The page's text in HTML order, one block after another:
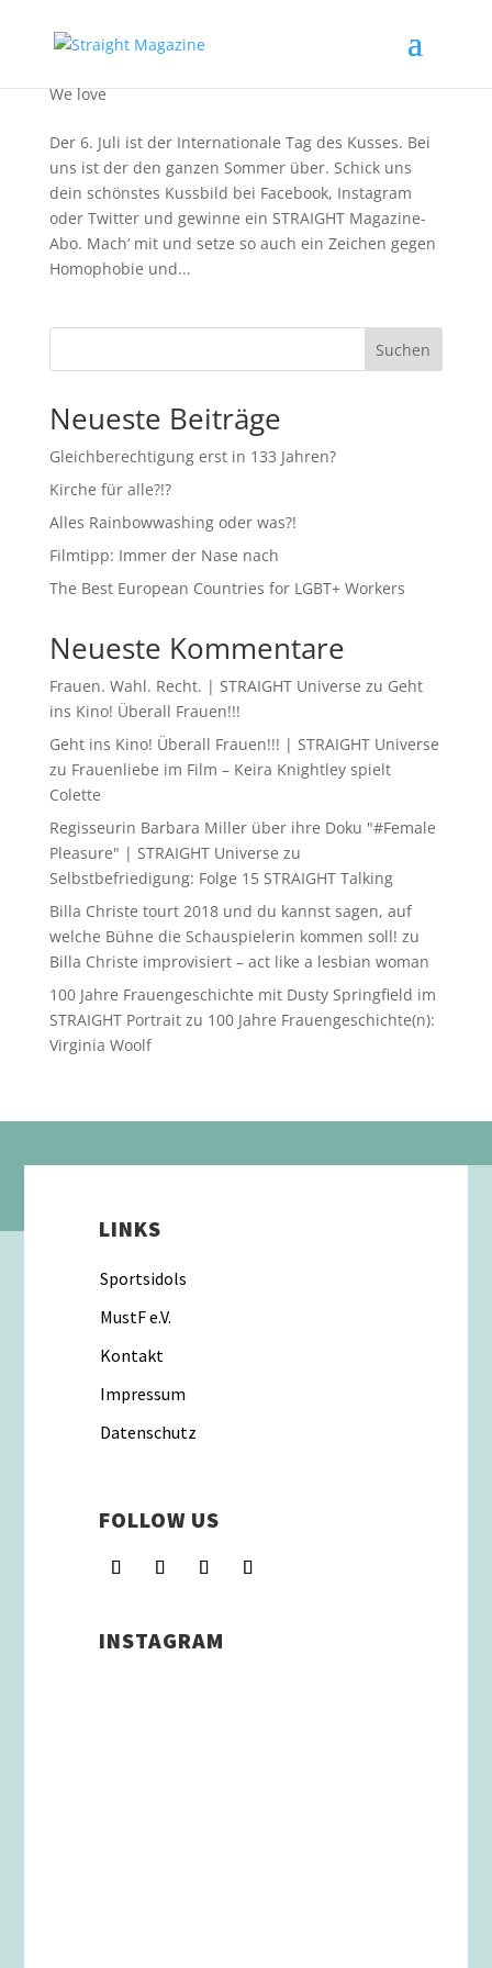
We love
Der 6. Juli ist der Internationale Tag des Kusses. Bei
uns ist der den ganzen Sommer über. Schick uns
dein schönstes Kussbild bei Facebook, Instagram
oder Twitter und gewinne ein STRAIGHT Magazine-
Abo. Mach‘ mit und setze so auch ein Zeichen gegen
Homophobie und...
Suchen
Neueste Beiträge
Gleichberechtigung erst in 133 Jahren?
Kirche für alle?!?
Alles Rainbowwashing oder was?!
Filmtipp: Immer der Nase nach
The Best European Countries for LGBT+ Workers
Neueste Kommentare
Frauen. Wahl. Recht. | STRAIGHT Universe zu Geht
ins Kino! Überall Frauen!!!
Geht ins Kino! Überall Frauen!!! | STRAIGHT Universe
zu Frauenliebe im Film – Keira Knightley spielt
Colette
Regisseurin Barbara Miller über ihre Doku "#Female
Pleasure" | STRAIGHT Universe zu
Selbstbefriedigung: Folge 15 STRAIGHT Talking
Billa Christe tourt 2018 und du kannst sagen, auf
welche Bühne die Schauspielerin kommen soll! zu
Billa Christe improvisiert – act like a lesbian woman
100 Jahre Frauengeschichte mit Dusty Springfield im
STRAIGHT Portraitzu 100 Jahre Frauengeschichte(n):
Virginia Woolf
LINKS
Sportsidols
MustF e.V.
Kontakt
Impressum
Datenschutz
FOLLOW US
INSTAGRAM